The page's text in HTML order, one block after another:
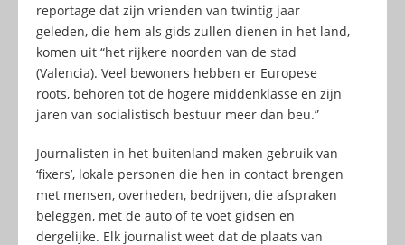
reportage dat zijn vrienden van twintig jaar
geleden, die hem als gids zullen dienen in het land,
komen uit “het rijkere noorden van de stad
(Valencia). Veel bewoners hebben er Europese
roots, behoren tot de hogere middenklasse en zijn
jaren van socialistisch bestuur meer dan beu.”
Journalisten in het buitenland maken gebruik van
‘fixers’, lokale personen die hen in contact brengen
met mensen, overheden, bedrijven, die afspraken
beleggen, met de auto of te voet gidsen en
dergelijke. Elk journalist weet dat de plaats van